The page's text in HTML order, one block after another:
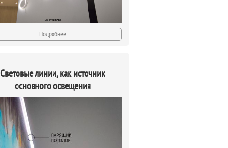
Подробнее
Световые линии, как источник
основного освещения